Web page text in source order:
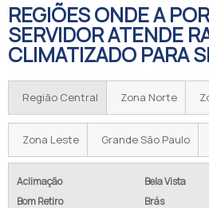
REGIÕES ONDE A
SERVIDOR ATENDE
CLIMATIZADO PARA
Região Central Zona Norte
Zona Leste Grande São Paulo
Aclimação
Bela Vista
Bom Retiro
Brás